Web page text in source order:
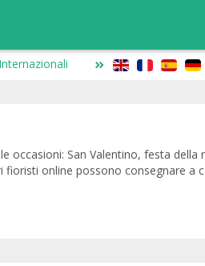
occasioni: San Valentino, festa
online possono consegnare a